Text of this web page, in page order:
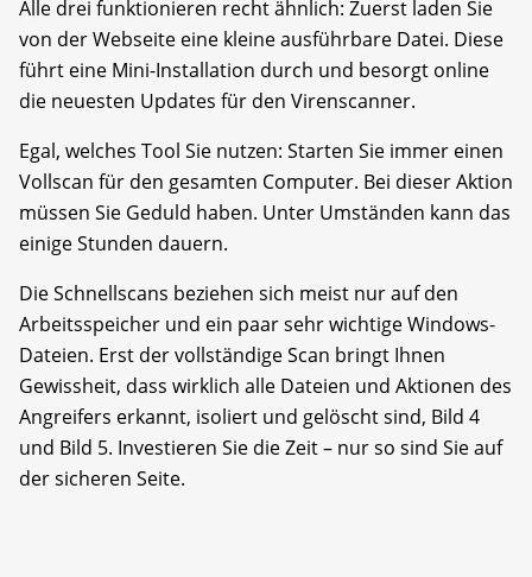
Alle drei funktionieren recht ähnlich: Zuerst laden Sie
von der Webseite eine kleine ausführbare Datei. Diese
führt eine Mini-Installation durch und besorgt online
die neuesten Updates für den Virenscanner.
Egal, welches Tool Sie nutzen: Starten Sie immer einen
Vollscan für den gesamten Computer. Bei dieser Aktion
müssen Sie Geduld haben. Unter Umständen kann das
einige Stunden dauern.
Die Schnellscans beziehen sich meist nur auf den
Arbeitsspeicher und ein paar sehr wichtige Windows-
Dateien. Erst der vollständige Scan bringt Ihnen
Gewissheit, dass wirklich alle Dateien und Aktionen des
Angreifers erkannt, isoliert und gelöscht sind, Bild 4
und Bild 5. Investieren Sie die Zeit – nur so sind Sie auf
der sicheren Seite.